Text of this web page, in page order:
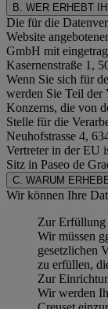
B. WER ERHEBT
Die für die
Website
GmbH mit
Kasernenstraße 1,
Wenn Sie sich für
werden Sie Teil der
Konzerns, die von
Stelle für die
Neuhofstrasse 4,
Vertreter in der EU
Sitz in Paseo de
C. WARUM
Wir können Ihre
Zur Erfüllung
Wir müssen
gesetzlichen
zu erfüllen,
Zur
Wir werden